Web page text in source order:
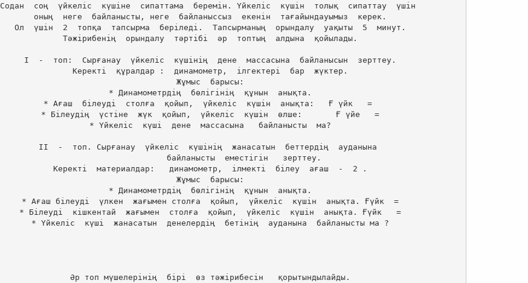
Содан  соң  үйкеліс  күшіне  сипаттама  беремін. Үйкеліс  күшін  толық  сипаттау  үшін
оның  неге  байланысты, неге  байланыссыз  екенін  тағайындауымыз  керек.
Ол  үшін  2  топқа  тапсырма  беріледі.  Тапсырманың  орындалу  уақыты  5  минут.
Тәжірибенің  орындалу  тәртібі  әр  топтың  алдына  қойылады.
І  -  топ:  Сырғанау  үйкеліс  күшінің  дене  массасына  байланысын  зерттеу.
Керекті  құралдар :  динамометр,  ілгектері  бар  жүктер.
Жұмыс  барысы:
* Динамометрдің  бөлігінің  құнын  анықта.
* Ағаш  білеуді  столға  қойып,  үйкеліс  күшін  анықта:   Ғ үйк   =
* Білеудің  үстіне  жүк  қойып,  үйкеліс  күшін  өлше:       Ғ үйе   =
* Үйкеліс  күші  дене  массасына   байланысты  ма?
ІІ  -  топ. Сырғанау  үйкеліс  күшінің  жанасатын  беттердің  ауданына
              байланысты  еместігін   зерттеу.
Керекті  материалдар:   динамометр,  ілмекті  білеу  ағаш  -  2 .
Жұмыс  барысы:
* Динамометрдің  бөлігінің  құнын  анықта.
* Ағаш білеуді  үлкен  жағымен столға  қойып,  үйкеліс  күшін  анықта. Ғүйк  =
* Білеуді  кішкентай  жағымен  столға  қойып,  үйкеліс  күшін  анықта. Ғүйк   =
* Үйкеліс  күші  жанасатын  денелердің  бетінің  ауданына  байланысты ма ?
Әр топ мүшелерінің  бірі  өз тәжірибесін   қорытындылайды.